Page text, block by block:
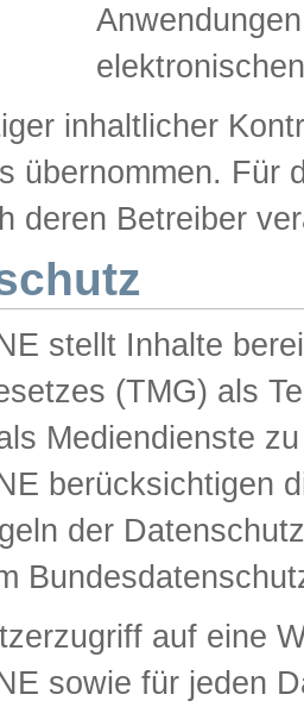
inhaltlicher
übernommen. Für
deren Betreiber
stellt Inhalte
(TMG) als
Mediendienste
berücksichtigen
der
auf eine
sowie für jeden